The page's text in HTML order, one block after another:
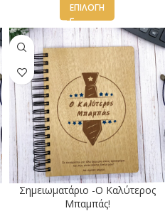
ΕΠΙΛΟΓΉ
Σημειωματάριο -Ο Καλύτερος
Μπαμπάς!